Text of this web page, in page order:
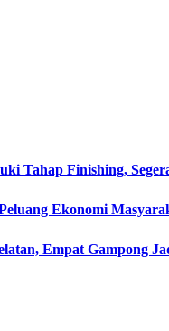
Tahap Finishing,
Ekonomi
Empat Gampong